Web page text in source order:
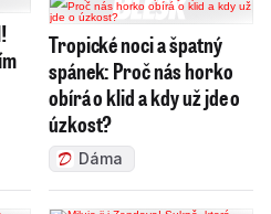
Tropické noci a špatný
spánek: Proč nás horko
obírá o klid a kdy už jde o
úzkost?
Dáma